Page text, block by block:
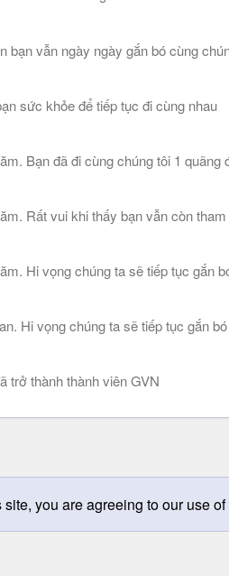
vẫn ngày ngày gắn bó cùng
sức khỏe để tiếp tục đi cùng nhau
Bạn đã đi cùng chúng tôi 1
Rất vui khi thấy bạn vẫn còn
Hi vọng chúng ta sẽ tiếp tục gắn
Hi vọng chúng ta sẽ tiếp tục gắn
trở thành thành viên GVN
you are agreeing to our use